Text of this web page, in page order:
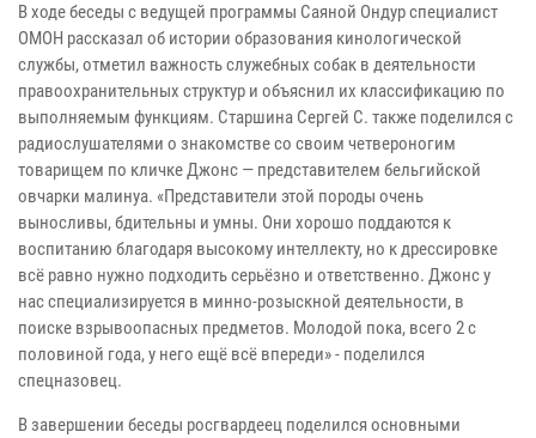
В ходе беседы с ведущей программы Саяной Ондур специалист
ОМОН рассказал об истории образования кинологической
службы, отметил важность служебных собак в деятельности
правоохранительных структур и объяснил их классификацию по
выполняемым функциям. Старшина Сергей С. также поделился с
радиослушателями о знакомстве со своим четвероногим
товарищем по кличке Джонс — представителем бельгийской
овчарки малинуа. «Представители этой породы очень
выносливы, бдительны и умны. Они хорошо поддаются к
воспитанию благодаря высокому интеллекту, но к дрессировке
всё равно нужно подходить серьёзно и ответственно. Джонс у
нас специализируется в минно-розыскной деятельности, в
поиске взрывоопасных предметов. Молодой пока, всего 2 с
половиной года, у него ещё всё впереди» - поделился
спецназовец.
В завершении беседы росгвардеец поделился основными